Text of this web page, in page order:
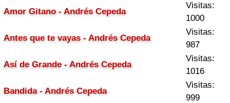
Amor Gitano - Andrés Cepeda
Visitas:
1000
Antes que te vayas - Andrés Cepeda
Visitas:
987
Así de Grande - Andrés Cepeda
Visitas:
1016
Bandida - Andrés Cepeda
Visitas:
999